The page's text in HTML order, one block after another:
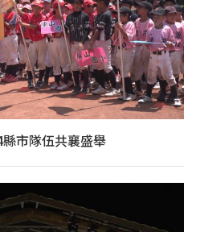
市隊伍共襄盛舉